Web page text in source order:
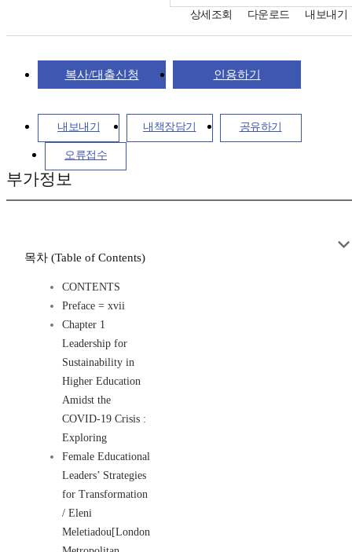
상세조회 다운로드 내보내기
복사/대출신청 인용하기
내보내기 내책장담기 공유하기
오류접수
부가정보
목차 (Table of Contents)
CONTENTS
Preface = xvii
Chapter 1
Leadership for
Sustainability in
Higher Education
Amidst the
COVID-19 Crisis :
Exploring
Female Educational
Leaders’ Strategies
for Transformation
/ Eleni
Meletiadou[London